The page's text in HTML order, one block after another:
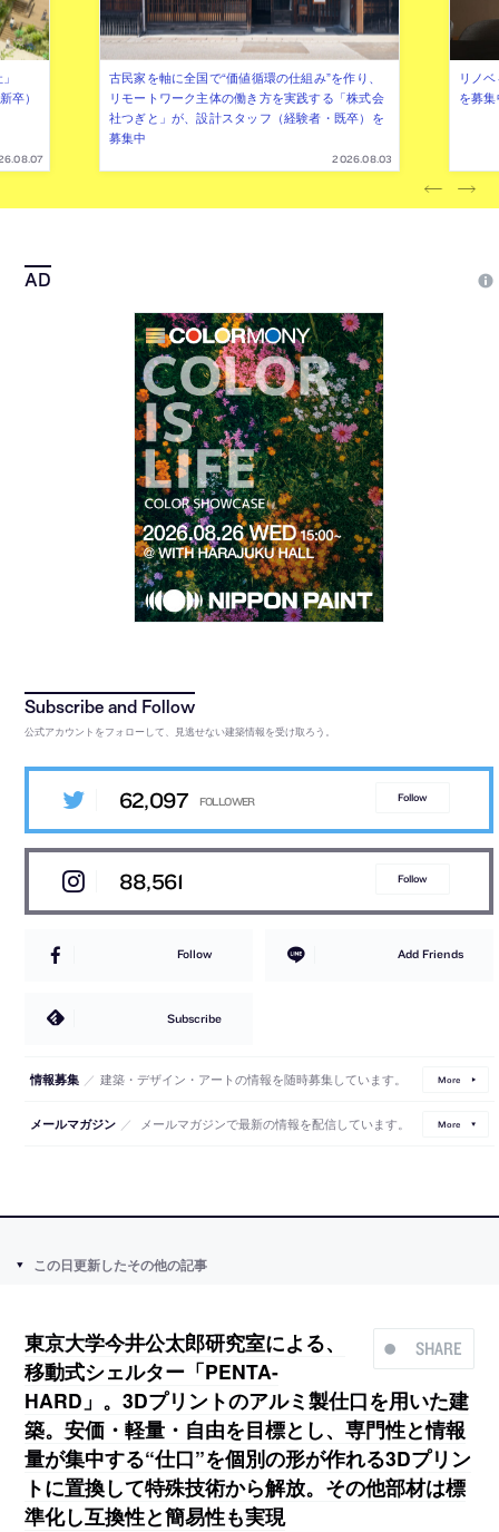
卒）
古民家を軸に全国で“価値循環の仕組み”を作り、
リモートワーク主体の働き方を実践する「株式会
社つぎと」が、設計スタッフ（経験者・既卒）を
募集中
2026.08.03
リノ
を募
公式アカウントをフォローして、見逃せない建築情報を受け取ろう。
62,097 Follow
88,561 Follow
Follow Add Friends
Subscribe
情報募集 ／ 建築・デザイン・アートの情報を随時募集しています。 More
メールマガジン ／ メールマガジンで最新の情報を配信しています。 More
この日更新したその他の記事
SHARE
東京大学今井公太郎研究室による、
移動式シェルター「PENTA-
HARD」。3Dプリントのアルミ製仕口を用いた建
築。安価・軽量・自由を目標とし、専門性と情報
量が集中する“仕口”を個別の形が作れる3Dプリン
トに置換して特殊技術から解放。その他部材は標
準化し互換性と簡易性も実現